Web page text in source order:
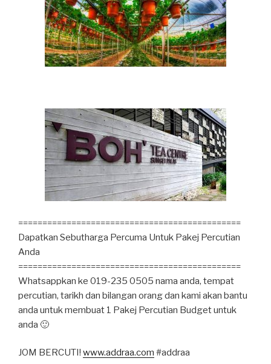
==============================================
Dapatkan Sebutharga Percuma Untuk Pakej Percutian
Anda
==============================================
Whatsappkan ke 019-235 0505 nama anda, tempat
percutian, tarikh dan bilangan orang dan kami akan bantu
anda untuk membuat 1 Pakej Percutian Budget untuk
anda 🙂
JOM BERCUTI! www.addraa.com #addraa